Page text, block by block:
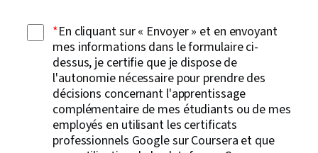
*En cliquant sur « Envoyer » et en envoyant
mes informations dans le formulaire ci-
dessus, je certifie que je dispose de
l'autonomie nécessaire pour prendre des
décisions concernant l'apprentissage
complémentaire de mes étudiants ou de mes
employés en utilisant les certificats
professionnels Google sur Coursera et que